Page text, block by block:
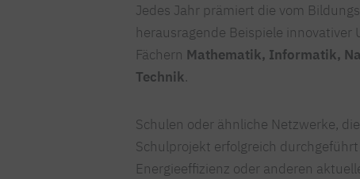
Jedes Jahr prämiert die vom
herausragende Beispiele
Fächern Mathematik, Informatik,
Technik.
Schulen oder ähnliche Netzwerke,
Schulprojekt erfolgreich
Energieeffizienz oder anderen